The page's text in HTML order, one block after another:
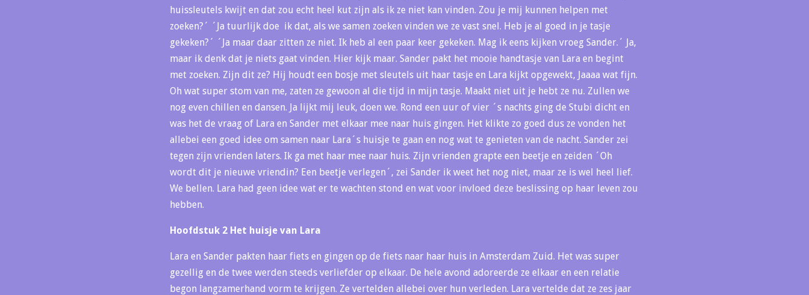
huissleutels kwijt en dat zou echt heel kut zijn als ik ze niet kan vinden. Zou je mij kunnen helpen met
zoeken?´ ´Ja tuurlijk doe ik dat, als we samen zoeken vinden we ze vast snel. Heb je al goed in je tasje
gekeken?´ ´Ja maar daar zitten ze niet. Ik heb al een paar keer gekeken. Mag ik eens kijken vroeg Sander.´ Ja,
maar ik denk dat je niets gaat vinden. Hier kijk maar. Sander pakt het mooie handtasje van Lara en begint
met zoeken. Zijn dit ze? Hij houdt een bosje met sleutels uit haar tasje en Lara kijkt opgewekt, Jaaaa wat fijn.
Oh wat super stom van me, zaten ze gewoon al die tijd in mijn tasje. Maakt niet uit je hebt ze nu. Zullen we
nog even chillen en dansen. Ja lijkt mij leuk, doen we. Rond een uur of vier ´s nachts ging de Stubi dicht en
was het de vraag of Lara en Sander met elkaar mee naar huis gingen. Het klikte zo goed dus ze vonden het
allebei een goed idee om samen naar Lara´s huisje te gaan en nog wat te genieten van de nacht. Sander zei
tegen zijn vrienden laters. Ik ga met haar mee naar huis. Zijn vrienden grapte een beetje en zeiden ´Oh
wordt dit je nieuwe vriendin? Een beetje verlegen´, zei Sander ik weet het nog niet, maar ze is wel heel lief.
We bellen. Lara had geen idee wat er te wachten stond en wat voor invloed deze beslissing op haar leven zou
hebben.
Hoofdstuk 2 Het huisje van Lara
Lara en Sander pakten haar fiets en gingen op de fiets naar haar huis in Amsterdam Zuid. Het was super
gezellig en de twee werden steeds verliefder op elkaar. De hele avond adoreerde ze elkaar en een relatie
begon langzamerhand vorm te krijgen. Ze vertelden allebei over hun verleden. Lara vertelde dat ze zes jaar